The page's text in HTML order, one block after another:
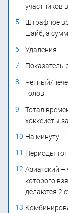
участников
Штрафное
шайб, а
Удаления.
Показатель
Четный/
голов.
Тотал
хоккеисты
На минуту –
Периоды
Азиатский –
которого
делаются 2